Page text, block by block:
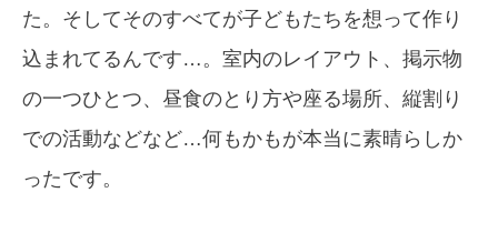
た。そしてそのすべてが子どもたちを想って作り
込まれてるんです…。室内のレイアウト、掲示物
の一つひとつ、昼食のとり方や座る場所、縦割り
での活動などなど…何もかもが本当に素晴らしか
ったです。